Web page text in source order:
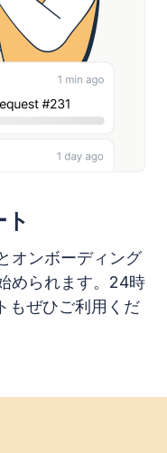
オンボーディング
められます。24時
もぜひご利用くだ